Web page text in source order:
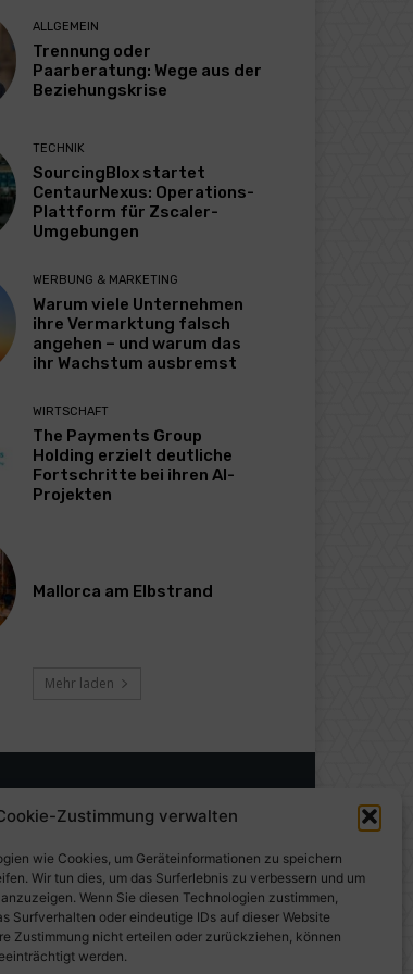
Zustimmung verwalten
wie Cookies, um Geräteinformationen zu speichern
Wir tun dies, um das Surferlebnis zu verbessern und um
Wenn Sie diesen Technologien zustimmen,
Surfverhalten oder eindeutige IDs auf dieser Website
Zustimmung nicht erteilen oder zurückziehen, können
werden.
ALLGEMEIN
Trennung oder
Paarberatung: Wege aus der
Beziehungskrise
TECHNIK
SourcingBlox startet
CentaurNexus: Operations-
Plattform für Zscaler-
Umgebungen
WERBUNG & MARKETING
Warum viele Unternehmen
ihre Vermarktung falsch
angehen – und warum das
ihr Wachstum ausbremst
WIRTSCHAFT
The Payments Group
Holding erzielt deutliche
Fortschritte bei ihren AI-
Projekten
Mallorca am Elbstrand
Mehr laden